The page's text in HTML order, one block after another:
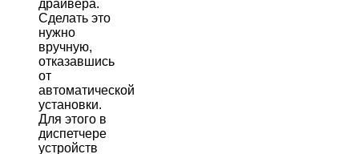
драйвера.
Сделать это
нужно
вручную,
отказавшись
от
автоматической
установки.
Для этого в
диспетчере
устройств